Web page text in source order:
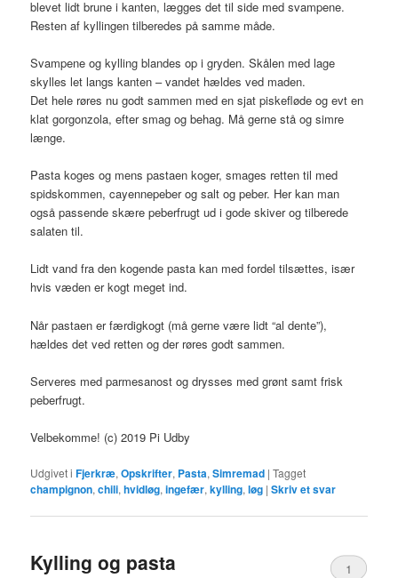
blevet lidt brune i kanten, lægges det til side med svampene.
Resten af kyllingen tilberedes på samme måde.
Svampene og kylling blandes op i gryden. Skålen med lage
skylles let langs kanten – vandet hældes ved maden.
Det hele røres nu godt sammen med en sjat piskefløde og evt en
klat gorgonzola, efter smag og behag. Må gerne stå og simre
længe.
Pasta koges og mens pastaen koger, smages retten til med
spidskommen, cayennepeber og salt og peber. Her kan man
også passende skære peberfrugt ud i gode skiver og tilberede
salaten til.
Lidt vand fra den kogende pasta kan med fordel tilsættes, især
hvis væden er kogt meget ind.
Når pastaen er færdigkogt (må gerne være lidt “al dente”),
hældes det ved retten og der røres godt sammen.
Serveres med parmesanost og drysses med grønt samt frisk
peberfrugt.
Velbekomme! (c) 2019 Pi Udby
Udgivet i Fjerkræ,Opskrifter, Pasta,Simremad |Tagget
champignon,chili,hvidløg,ingefær,kylling,løg |Skriv et svar
Kylling og pasta 1